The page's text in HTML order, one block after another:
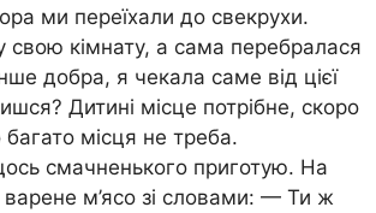
ми переїхали до свекрухи.
свою кімнату, а сама перебралася
добра, я чекала саме від цієї
Дитині місце потрібне, скоро
місця не треба.
смачненького приготую. На
м’ясо зі словами: — Ти ж